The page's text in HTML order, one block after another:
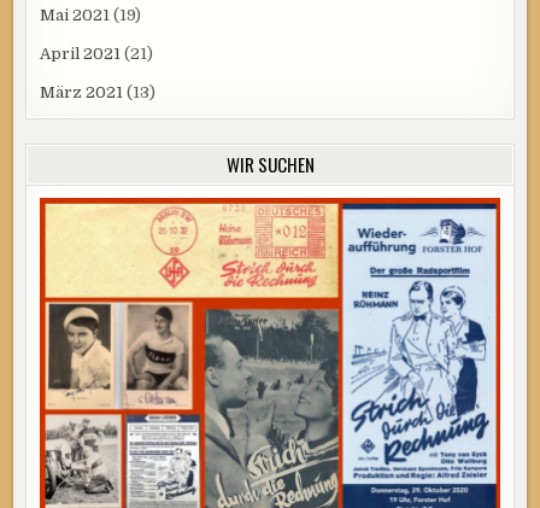
Mai 2021 (19)
April 2021 (21)
März 2021 (13)
WIR SUCHEN